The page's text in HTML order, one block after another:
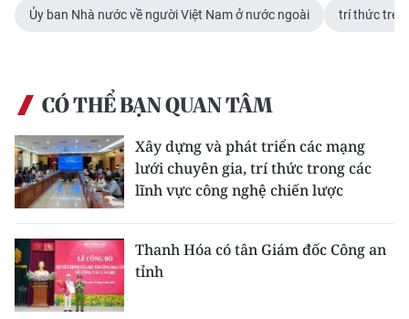
Ủy ban Nhà nước về người Việt Nam ở nước ngoài trí thức trẻ
CÓ THỂ BẠN QUAN TÂM
Xây dựng và phát triển các mạng
lưới chuyên gia, trí thức trong các
lĩnh vực công nghệ chiến lược
Thanh Hóa có tân Giám đốc Công an
tỉnh